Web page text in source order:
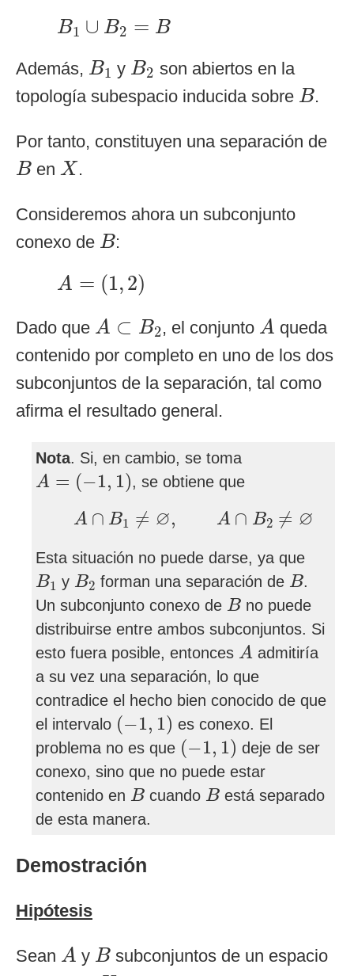
B1 ∪ B2 = B
B 1 ∪B
Además, B1
B1 y B2
B2
son abiertos en la
topología subespacio inducida sobre B
B .
Por tanto, constituyen una separación de
B
B en X
X .
Consideremos ahora un subconjunto
conexo de B
B :
A = (1,2)
A 1, )
Dado que A ⊂ B2
A ⊂B 2 , el conjunto A
A queda
contenido por completo en uno de los dos
subconjuntos de la separación, tal como
afirma el resultado general.
Nota. Si, en cambio, se toma
A = (−1, 1)
A 1 1) , se obtiene que
A ∩ B1 ≠ ∅, A ∩ B2 ≠ ∅
A B 1≠ B 2≠∅
Esta situación no puede darse, ya que
B1
B1 y B2
B2 forman una separación de B
B.
Un subconjunto conexo de B
B no puede
distribuirse entre ambos subconjuntos. Si
esto fuera posible, entonces A
A admitiría
a su vez una separación, lo que
contradice el hecho bien conocido de que
el intervalo (−1, 1)
( 1, 1)
es conexo. El
problema no es que (−1, 1)
( 1, 1)
deje de ser
conexo, sino que no puede estar
contenido en B
B cuando B
B está separado
de esta manera.
Demostración
Hipótesis
Sean A
A y B
B subconjuntos de un espacio